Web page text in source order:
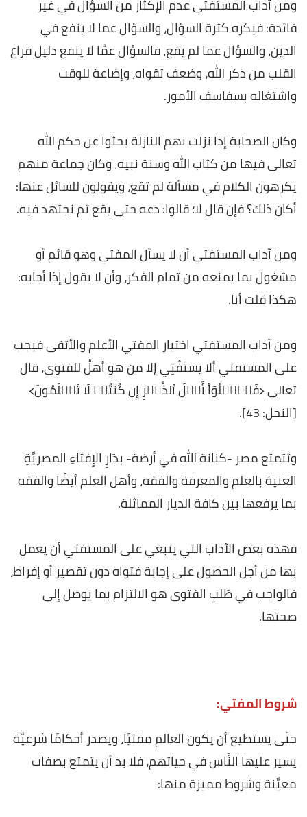
ومن آداب المستفتي عدم الإكثار من السؤال في غير
فائدة: فيكره كثرة السؤال، والسؤال عما لا ينفع في
الدين، والسؤال عما لم يقع، فالسؤال عمَّا لا ينفع دليل فراغ
القلب من ذكر الله، وضعف تقواه، وإضاعة للوقت
واشتغاله بسفاسف الأمور.
وكان الصحابة إذا نزلت بهم النازلة بحثوا عن حكم الله
تعالى فيها من كتاب الله وسنة نبيه، وكان جماعة منهم
يكرهون الكلام في مسألة لم تقع، ويقولون للسائل عنها:
أكان ذلك؟ فإن قال لا؛ قالوا: دعه حتى يقع ثم نجتهد فيه.
ومن آداب المستفتي أن لا يسأل المفتي وهو قائم أو
مشغول بما يمنعه من تمام الفكر، وأن لا يقول إذا أجابه:
هكذا قلت أنا.
ومن آداب المستفتي اختيار المفتي الأعلم والأتقى فيجب
على المستفتي ألا يَستَفْتِي إلا من هو أهلٌ للفتوى، قال
تعالى ﴿فَسۡ‍َٔلُوٓاْ أَهۡلَ ٱلذِّكۡرِ إِن كُنتُمۡ لَا تَعۡلَمُونَ﴾
[النحل: 43].
وتتمتع مصر -كنانة الله في أرضة- بدَارِ الإِفتاءِ المصريَّةِ
الغنية بالعلم والمعرفة والفقه، وأهل العلم أيضًا والفقه
بما يرفعها بين كافة الديار المماثلة.
فهذه بعض الآداب التي ينبغي على المستفتي أن يعمل
بها من أجل الحصول على إجابة فتواه دون تقصير أو إفراط،
فالواجب في طَلبِ الفتوى هو الالتزام بما يوصل إلى
صحتها.
شروط المفتي:
حتّى يستطيع أن يكون العالم مفتيًا، ويصدر أحكامًا شرعيَّة
يسير عليها النَّاس في حياتهم، فلا بد أن يتمتع بصفات
معيَّنة وشروط مميزة منها: